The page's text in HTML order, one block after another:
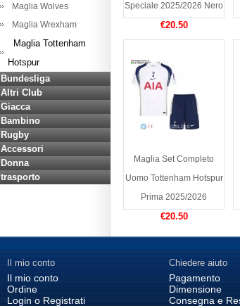
Maglia Wolves
Maglia Wrexham
Maglia Tottenham
Hotspur
Bundesliga
Altri Club
Giacca
Bambino
Rugby
Accessori
Donna
trasporto
Speciale 2025/2026 Nero
€20.50
Maglia Set Completo
Uomo Tottenham Hotspur
Prima 2025/2026
€20.50
Il mio conto
Il mio conto
Ordine
Login o Registrati
Chiedere aiuto
Pagamento
Dimensione
Consegna e